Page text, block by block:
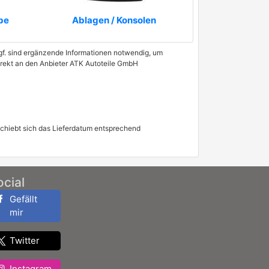
Ablagen / Konsolen
sind ergänzende Informationen notwendig, um
an den Anbieter ATK Autoteile GmbH
sich das Lieferdatum entsprechend
Gefällt
mir
Twitter